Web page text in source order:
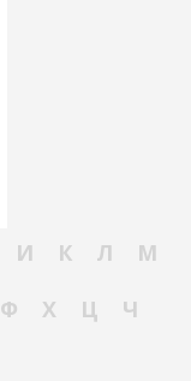
И К Л
М
Ф Х Ц
Ч